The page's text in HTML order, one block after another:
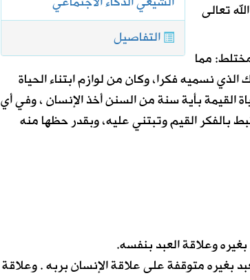
التفاصيل
تعالى
مما
الذي نسميه فكرا، وكان من لوازم ابتناء الحياة
القيمة بأية سنة من السنن أخذ الإنسان ، وفي أي
القيم وتبتني عليه، وبقدر حظها منه
وعلاقة العبد بنفسه.
بغيره متوقفة على علاقة الإنسان بربه . وعلاقة